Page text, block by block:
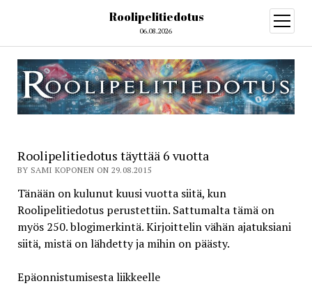
Roolipelitiedotus
06.08.2026
open
menu
Roolipelitiedotus täyttää 6 vuotta
BY SAMI KOPONEN ON 29.08.2015
Tänään on kulunut kuusi vuotta siitä, kun
Roolipelitiedotus perustettiin. Sattumalta tämä on
myös 250. blogimerkintä. Kirjoittelin vähän ajatuksiani
siitä, mistä on lähdetty ja mihin on päästy.
Epäonnistumisesta liikkeelle